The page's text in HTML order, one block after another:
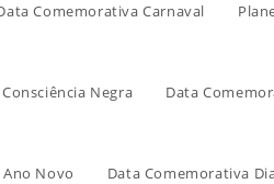
Comemorativa Carnaval
Negra Data
Novo Data Comemorativa